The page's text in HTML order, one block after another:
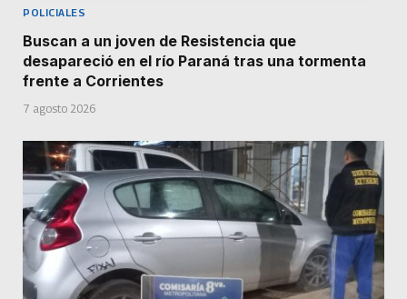
POLICIALES
Buscan a un joven de Resistencia que
desapareció en el río Paraná tras una tormenta
frente a Corrientes
7 agosto 2026